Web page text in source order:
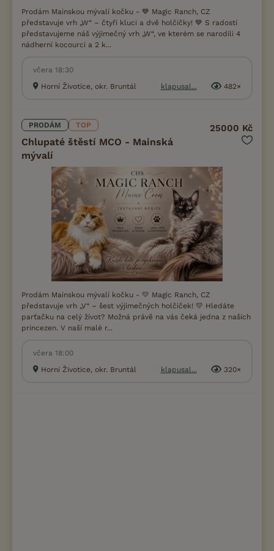
Prodám Mainskou mývalí kočku - 💙 Magic Ranch, CZ
představuje vrh „W“ – čtyři kluci a dvě holčičky! 💙 S radostí
představujeme náš výjimečný vrh „W“, ve kterém se narodili 4
nádherní kocourci a 2 k...
včera 18:30
Horní Životice, okr. Bruntál
klapusal... 482×
PRODÁM TOP
Chlupaté štěstí MCO - Mainská
mývalí
25000 Kč
Prodám Mainskou mývalí kočku - 💛 Magic Ranch, CZ
představuje vrh „V“ – šest výjimečných holčiček! 💛 Hledáte
parťačku na celý život? Možná právě na vás čeká jedna z našich
princezen. V naší malé r...
včera 18:00
Horní Životice, okr. Bruntál
klapusal... 320×